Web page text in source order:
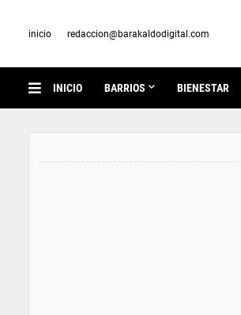
inicio redaccion@barakaldodigital.com
INICIO BARRIOS BIENESTAR